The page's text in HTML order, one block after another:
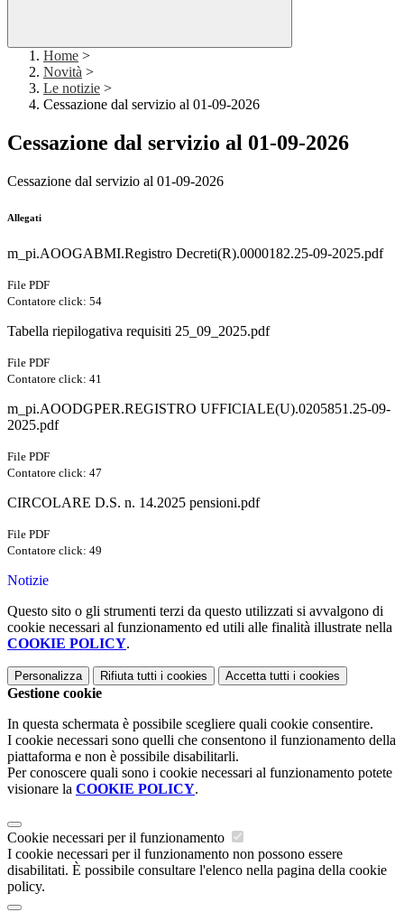
Home >
Novità >
Le notizie >
Cessazione dal servizio al 01-09-2026
Cessazione dal servizio al 01-09-2026
Cessazione dal servizio al 01-09-2026
Allegati
m_pi.AOOGABMI.Registro Decreti(R).0000182.25-09-2025.pdf
File PDF
Contatore click: 54
Tabella riepilogativa requisiti 25_09_2025.pdf
File PDF
Contatore click: 41
m_pi.AOODGPER.REGISTRO UFFICIALE(U).0205851.25-09-
2025.pdf
File PDF
Contatore click: 47
CIRCOLARE D.S. n. 14.2025 pensioni.pdf
File PDF
Contatore click: 49
Notizie
Questo sito o gli strumenti terzi da questo utilizzati si avvalgono di
cookie necessari al funzionamento ed utili alle finalità illustrate nella
COOKIE POLICY.
Personalizza Rifiuta tutti i cookies Accetta tutti i cookies
Gestione cookie
In questa schermata è possibile scegliere quali cookie consentire.
I cookie necessari sono quelli che consentono il funzionamento della
piattaforma e non è possibile disabilitarli.
Per conoscere quali sono i cookie necessari al funzionamento potete
visionare la COOKIE POLICY.
Cookie necessari per il funzionamento
I cookie necessari per il funzionamento non possono essere
disabilitati. È possibile consultare l'elenco nella pagina della cookie
policy.